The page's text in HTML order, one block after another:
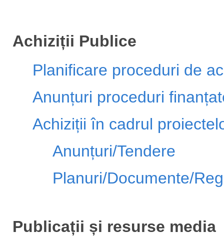
Achiziții Publice
Planificare proceduri de
Anunțuri proceduri
Achiziții în cadrul
Anunțuri/Tendere
Planuri/Documente/
Publicații și resurse media